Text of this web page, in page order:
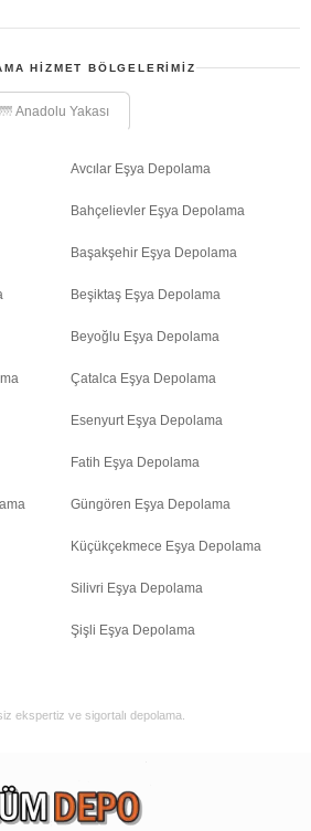
HIZMET BÖLGELERIMIZ
🌁 Anadolu Yakası
Avcılar Eşya Depolama
Bahçelievler Eşya Depolama
Başakşehir Eşya Depolama
Beşiktaş Eşya Depolama
Beyoğlu Eşya Depolama
Çatalca Eşya Depolama
Esenyurt Eşya Depolama
Fatih Eşya Depolama
Güngören Eşya Depolama
Küçükçekmece Eşya Depolama
Silivri Eşya Depolama
Şişli Eşya Depolama
ekspertiz ve sigortalı depolama.